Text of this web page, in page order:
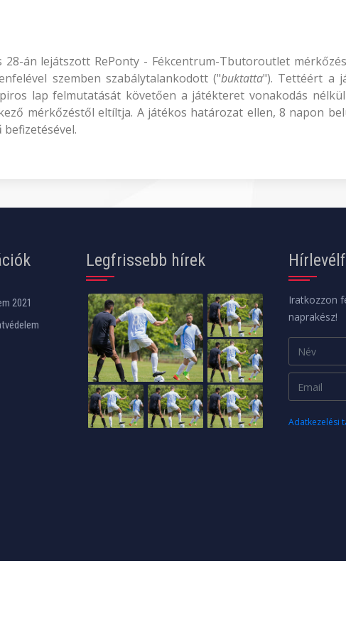
28-án lejátszott RePonty - Fékcentrum-Tbutoroutlet
szemben szabálytalankodott ("buktatta"). Tettéért a
lap felmutatását követően a játékteret vonakodás
mérkőzéstől eltíltja. A játékos határozat ellen, 8 napon
befizetésével.
2021
Legfrissebb hírek
Iratkozzon
naprakész!
Adatkezelési